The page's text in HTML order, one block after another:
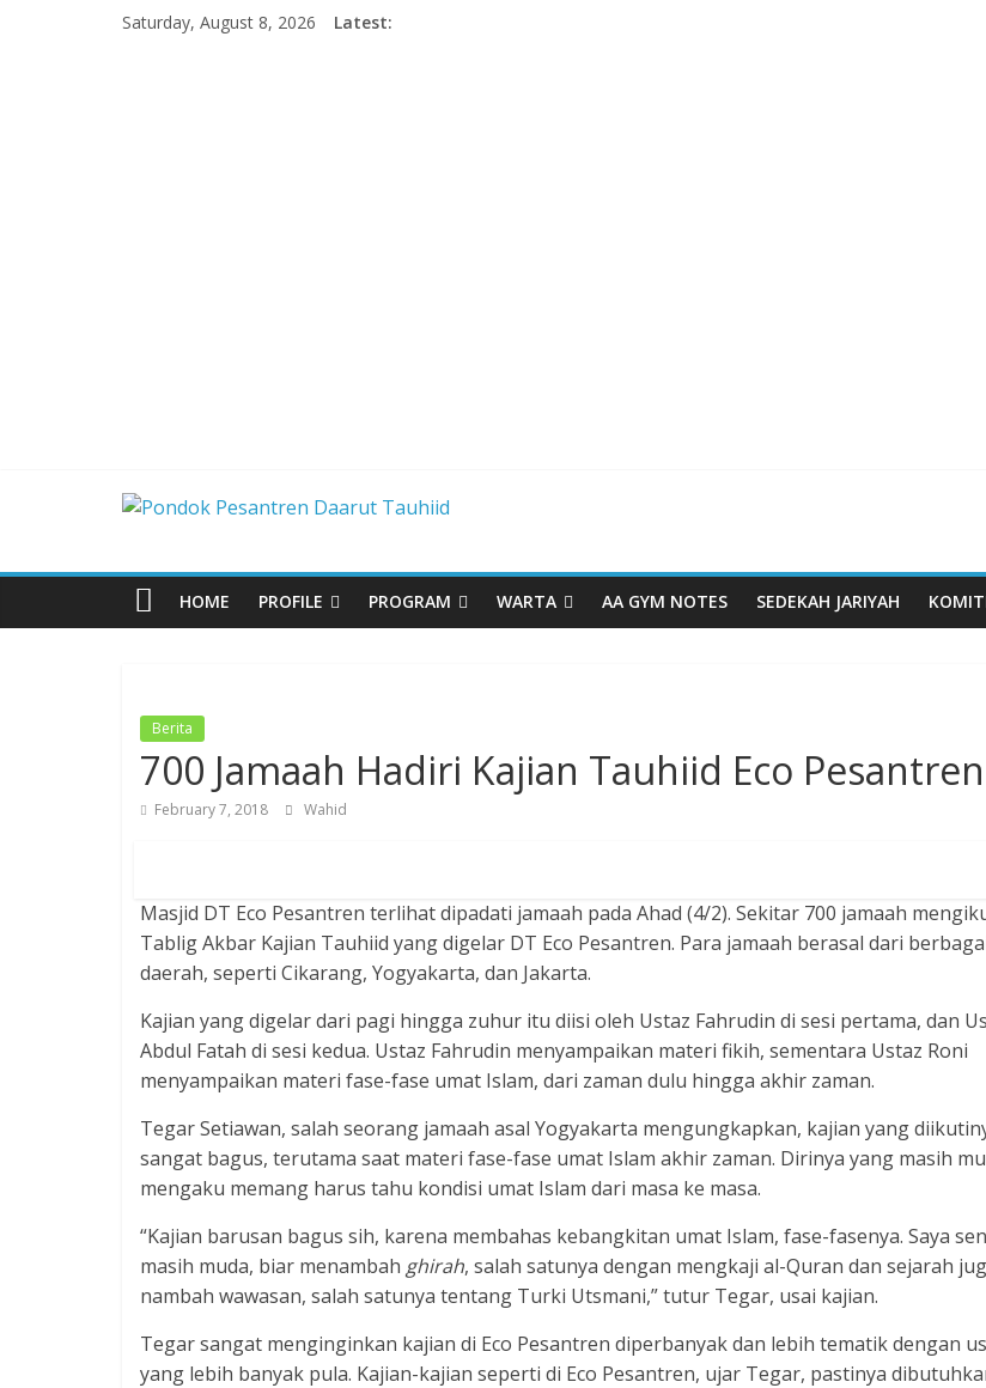
Saturday, August 8, 2026 Latest:
Pondok
Pesantren
Tauhiid
Dzikir,
Fikir,
HOME PROFILE PROGRAM WARTA AA GYM NOTES SEDEKAH JARIYAH
Berita
700 Jamaah Hadiri Kajian Tauhiid Eco Pesantren
February 7, 2018 Wahid
Masjid DT Eco Pesantren terlihat dipadati jamaah pada Ahad (4/2). Sekitar 700 jamaah
Tablig Akbar Kajian Tauhiid yang digelar DT Eco Pesantren. Para jamaah berasal dari
daerah, seperti Cikarang, Yogyakarta, dan Jakarta.
Kajian yang digelar dari pagi hingga zuhur itu diisi oleh Ustaz Fahrudin di sesi pertama, dan
Abdul Fatah di sesi kedua. Ustaz Fahrudin menyampaikan materi fikih, sementara Ustaz Roni
menyampaikan materi fase-fase umat Islam, dari zaman dulu hingga akhir zaman.
Tegar Setiawan, salah seorang jamaah asal Yogyakarta mengungkapkan, kajian yang
sangat bagus, terutama saat materi fase-fase umat Islam akhir zaman. Dirinya yang masih
mengaku memang harus tahu kondisi umat Islam dari masa ke masa.
“Kajian barusan bagus sih, karena membahas kebangkitan umat Islam, fase-fasenya. Saya
masih muda, biar menambah ghirah, salah satunya dengan mengkaji al-Quran dan sejarah
nambah wawasan, salah satunya tentang Turki Utsmani,” tutur Tegar, usai kajian.
Tegar sangat menginginkan kajian di Eco Pesantren diperbanyak dan lebih tematik dengan
yang lebih banyak pula. Kajian-kajian seperti di Eco Pesantren, ujar Tegar, pastinya